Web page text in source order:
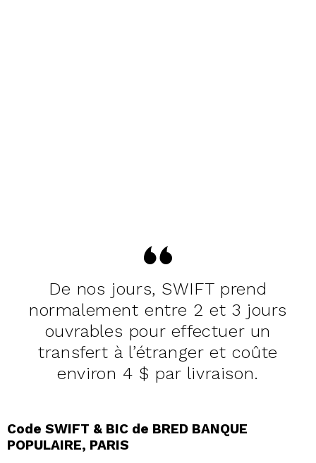
De nos jours, SWIFT prend
normalement entre 2 et 3 jours
ouvrables pour effectuer un
transfert à l’étranger et coûte
environ 4 $ par livraison.
Code SWIFT & BIC de BRED BANQUE
POPULAIRE, PARIS